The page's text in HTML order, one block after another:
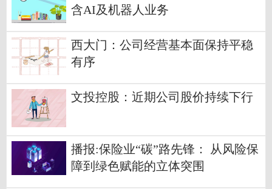
含AI及机器人业务
西大门：公司经营基本面保持平稳
有序
文投控股：近期公司股价持续下行
播报:保险业“碳”路先锋： 从风险保
障到绿色赋能的立体突围